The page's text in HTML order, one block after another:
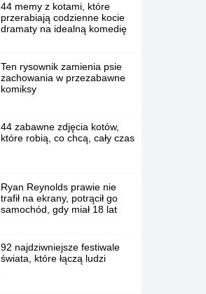
44 memy z kotami, które
przerabiają codzienne kocie
dramaty na idealną komedię
Ten rysownik zamienia psie
zachowania w przezabawne
komiksy
44 zabawne zdjęcia kotów,
które robią, co chcą, cały czas
Ryan Reynolds prawie nie
trafił na ekrany, potrącił go
samochód, gdy miał 18 lat
92 najdziwniejsze festiwale
świata, które łączą ludzi